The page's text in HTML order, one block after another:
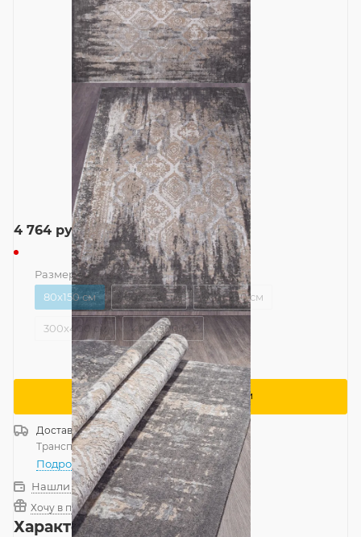
4 764 руб.
Размер —
80x150 см
80x150 см
160x230 см 200x290 см
300x400 см 400x500 см
Сообщить о поступлении
ДоставкаРоссия
Транспортной компанией—бесплатно
Подробнее
Нашли дешевле?
Хочу в подарок
Характеристики